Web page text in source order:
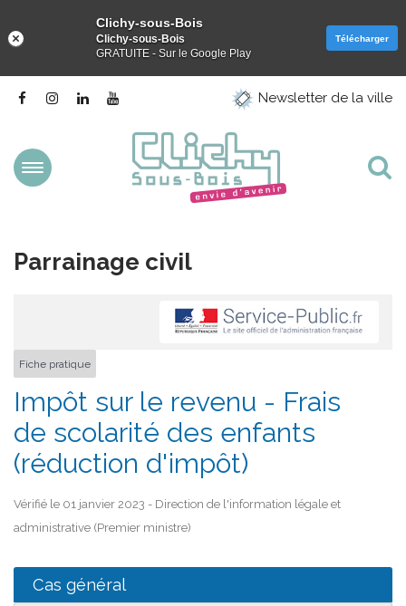
Lien
compte
Facebook
Lien
Lien
Linkedin
la
chaîne
Youtube
Newsletter de la ville
Aller
Parrainage civil
Fiche pratique
Impôt sur le revenu - Frais
de scolarité des enfants
(réduction d'impôt)
Vérifié le 01 janvier 2023 - Direction de l'information légale et
administrative (Premier ministre)
Cas général
Clichy-sous-Bois
Clichy-sous-Bois
GRATUITE - Sur le Google Play
Télécharger